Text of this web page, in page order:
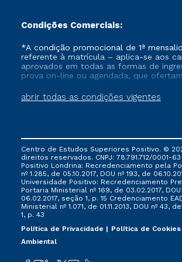
Condições Comerciais:
abrir todas as condições vigentes
*A condição promocional de 1ª
referente à matrícula – aplica-se aos
aprovados em todas as formas de
prova on-line ou agendada, que
vigente, que ainda não tenham
tenham cancelado ou trancado sua
via FIES, Prouni e outros programas
não se acumula com nenhuma outra
ofertada pela Instituição.
Centro de Estudos Superiores Positivo. ©
direitos reservados. CNPJ: 78.791.712/0001-
Positivo Londrina: Recredenciamento pela
nº 1.285, de 05.10.2017, DOU nº 193, de
Universidade Positivo: Recredenciamento
Portaria Ministerial nº 169, de 03.02.2017,
06.02.2017, seção 1, p. 15 Credenciamento
Ministerial nº 1.071, de 01.11.2013, DOU nº 43,
1, p. 43
Política de Privacidade
Política de Cookies
Ambiental